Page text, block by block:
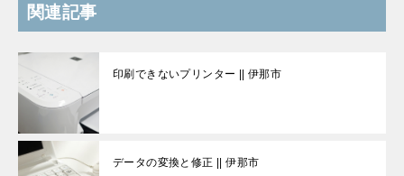
関連記事
印刷できないプリンター || 伊那市
データの変換と修正 || 伊那市